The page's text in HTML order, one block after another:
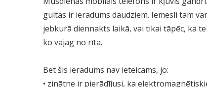
gultas ir ieradums daudziem. Iemesli tam
jebkurā diennakts laikā, vai tikai tāpēc, ka
ko vajag no rīta.
Bet šis ieradums nav ieteicams, jo:
• zinātne ir pierādījusi, ka